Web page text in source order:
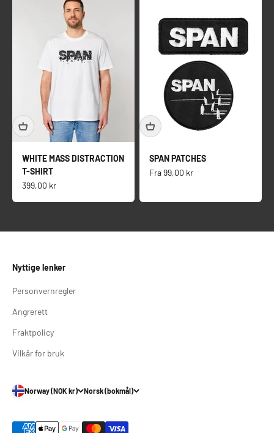
WHITE MASS DISTRACTION
T-SHIRT
Salgspris
399,00 kr
SPAN PATCHES
Salgspris
Fra99,00 kr
Nyttige lenker
Personvernregler
Angrerett
Fraktpolicy
Vilkår for bruk
Norway (NOK kr) Norsk (bokmål)